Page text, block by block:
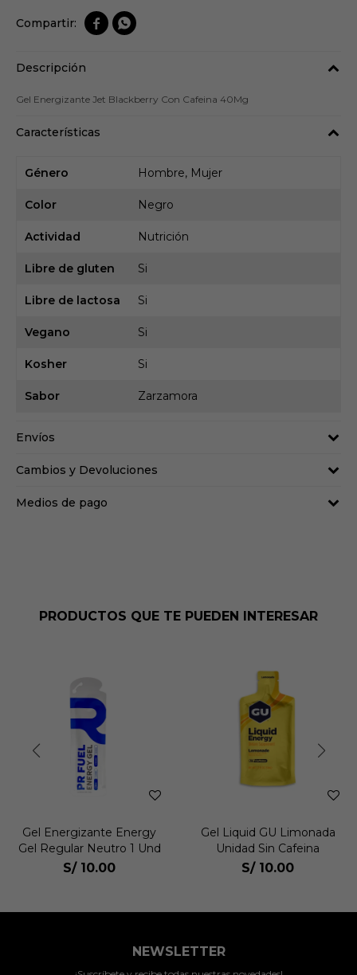
 
Envíos
Cambios y Devoluciones
Medios de pago
Descripción
Gel Energizante Jet Blackberry Con Cafeina 40Mg
Características
Género Hombre, Mujer
Color Negro
Actividad Nutrición
Libre de gluten Si
Libre de lactosa Si
Vegano Si
Kosher Si
Sabor Zarzamora
PRODUCTOS QUE TE PUEDEN INTERESAR
Gel Energizante Energy
Gel Regular Neutro 1 Und
S/ 10.00
Gel Liquid GU Limonada
Unidad Sin Cafeina
S/ 10.00
NEWSLETTER